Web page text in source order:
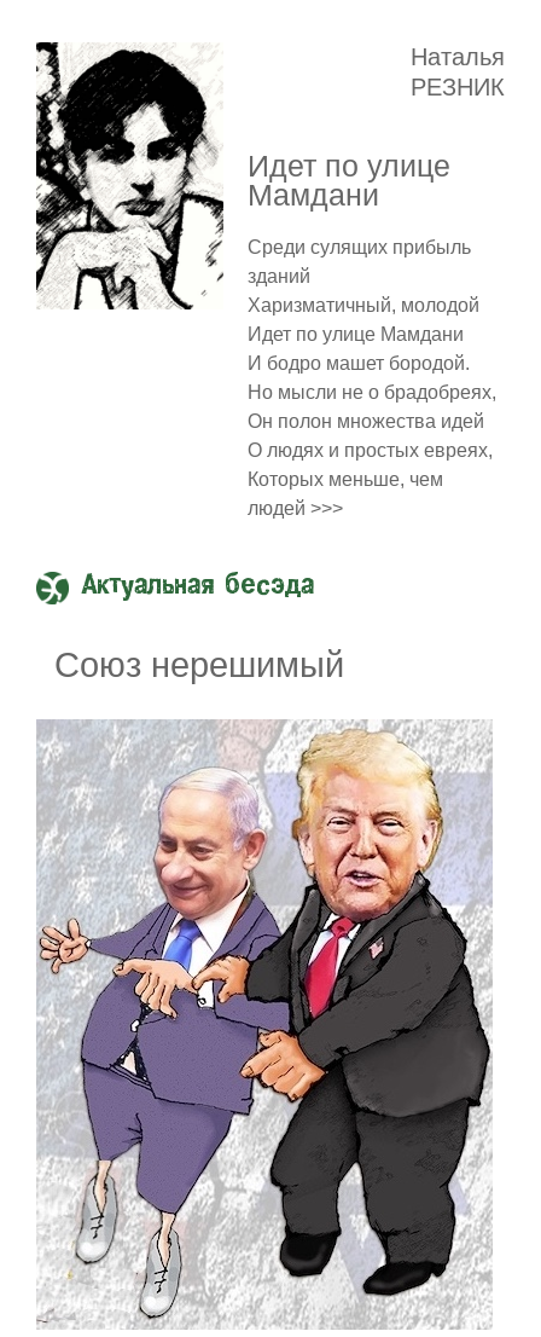
Наталья
РЕЗНИК
Идет по улице
Мамдани
Среди сулящих прибыль
зданий
Харизматичный, молодой
Идет по улице Мамдани
И бодро машет бородой.
Но мысли не о брадобреях,
Он полон множества идей
О людях и простых евреях,
Которых меньше, чем
людей >>>
Актуальная бесэда
Союз нерешимый